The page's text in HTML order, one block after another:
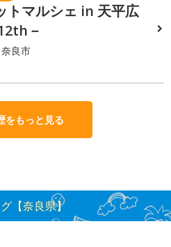
トマルシェ in 天平広
－
良市
をもっと見る
【奈良県】